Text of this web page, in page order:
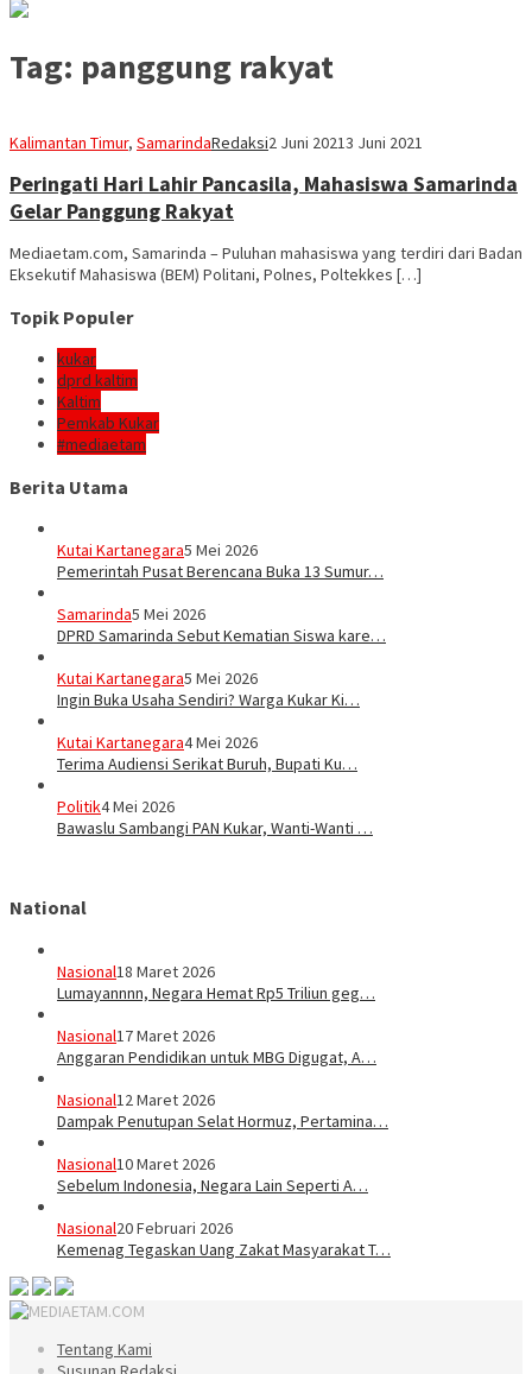
Tag: panggung rakyat
Kalimantan Timur, SamarindaRedaksi2 Juni 20213 Juni 2021
Peringati Hari Lahir Pancasila, Mahasiswa Samarinda
Gelar Panggung Rakyat
Mediaetam.com, Samarinda – Puluhan mahasiswa yang terdiri dari Badan
Eksekutif Mahasiswa (BEM) Politani, Polnes, Poltekkes […]
Topik Populer
kukar
dprd kaltim
Kaltim
Pemkab Kukar
#mediaetam
Berita Utama
Kutai Kartanegara5 Mei 2026
Pemerintah Pusat Berencana Buka 13 Sumur…
Samarinda5 Mei 2026
DPRD Samarinda Sebut Kematian Siswa kare…
Kutai Kartanegara5 Mei 2026
Ingin Buka Usaha Sendiri? Warga Kukar Ki…
Kutai Kartanegara4 Mei 2026
Terima Audiensi Serikat Buruh, Bupati Ku…
Politik4 Mei 2026
Bawaslu Sambangi PAN Kukar, Wanti-Wanti …
National
Nasional18 Maret 2026
Lumayannnn, Negara Hemat Rp5 Triliun geg…
Nasional17 Maret 2026
Anggaran Pendidikan untuk MBG Digugat, A…
Nasional12 Maret 2026
Dampak Penutupan Selat Hormuz, Pertamina…
Nasional10 Maret 2026
Sebelum Indonesia, Negara Lain Seperti A…
Nasional20 Februari 2026
Kemenag Tegaskan Uang Zakat Masyarakat T…
Tentang Kami